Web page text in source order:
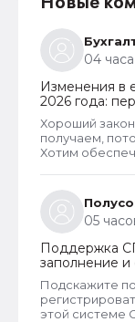
04
Изменения в
2026 года:
новый
пребывания
Хороший
получаем,
Хотим
работают
получают. Так
правельно
дохода.
05
Поддержка
заполнение
кода
Подскажите
этой системе